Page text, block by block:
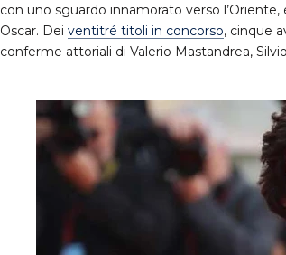
con uno sguardo innamorato verso
Oscar. Dei ventitré titoli in concorso, cinque
conferme attoriali di Valerio Mastandrea,